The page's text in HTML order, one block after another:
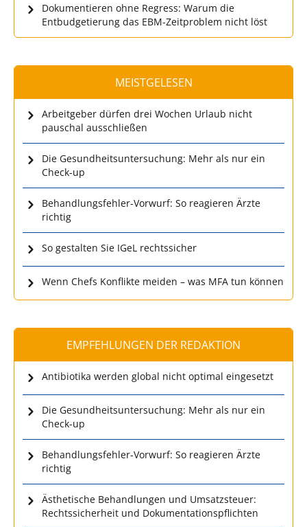
Dokumentieren ohne Regress: Warum die
Entbudgetierung das EBM-Zeitproblem nicht löst
MEISTGELESEN
Arbeitgeber dürfen drei Wochen Urlaub nicht
pauschal ausschließen
Die Gesundheitsuntersuchung: Mehr als nur ein
Check-up
Behandlungsfehler-Vorwurf: So reagieren Ärzte
richtig
So gestalten Sie IGeL rechtssicher
Wenn Chefs Konflikte meiden – was MFA tun können
EMPFEHLUNGEN DER REDAKTION
Antibiotika werden global nicht optimal eingesetzt
Die Gesundheitsuntersuchung: Mehr als nur ein
Check-up
Behandlungsfehler-Vorwurf: So reagieren Ärzte
richtig
Ästhetische Behandlungen und Umsatzsteuer:
Rechtssicherheit und Dokumentationspflichten